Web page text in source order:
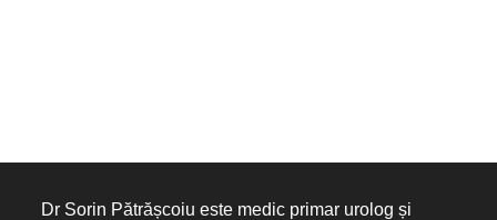
Dr Sorin Pătrășcoiu este medic primar urolog și